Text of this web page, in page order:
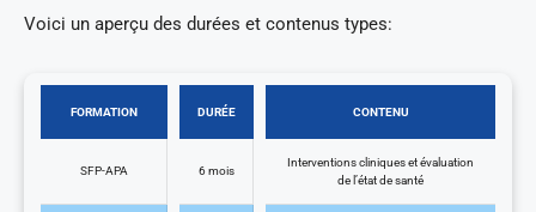
Voici un aperçu des durées et contenus types:
FORMATION DURÉE CONTENU
SFP-APA 6 mois
Interventions cliniques et évaluation
de l’état de santé